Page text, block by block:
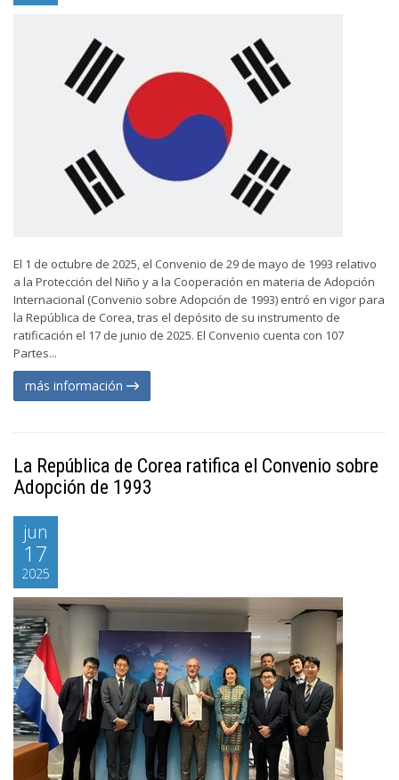
El 1 de octubre de 2025, el Convenio de 29 de mayo de 1993 relativo
a la Protección del Niño y a la Cooperación en materia de Adopción
Internacional (Convenio sobre Adopción de 1993) entró en vigor para
la República de Corea, tras el depósito de su instrumento de
ratificación el 17 de junio de 2025. El Convenio cuenta con 107
Partes...
más información
La República de Corea ratifica el Convenio sobre
Adopción de 1993
jun
17
2025